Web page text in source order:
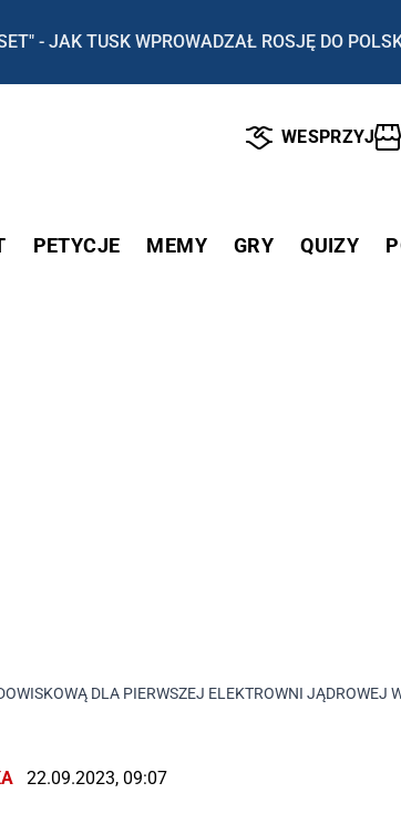
- JAK TUSK WPROWADZAŁ ROSJĘ DO
WESPRZYJ
PETYCJE MEMY GRY QUIZY
DLA PIERWSZEJ ELEKTROWNI JĄDROWEJ
22.09.2023, 09:07